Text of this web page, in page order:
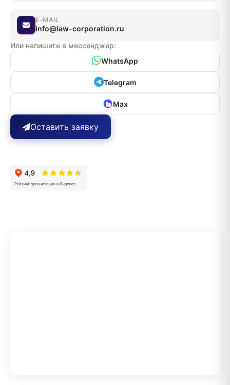
E-MAIL
info@law-corporation.ru
Или напишите в мессенджер:
WhatsApp
Telegram
Max
Оставить заявку